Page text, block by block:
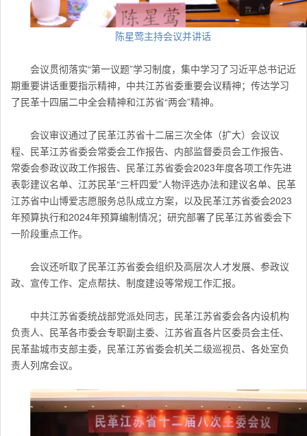
陈星莺主持会议并讲话
会议贯彻落实“第一议题”学习制度，集中学习了习近平总书记近
期重要讲话重要指示精神，中共江苏省委重要会议精神；传达学习
了民革十四届二中全会精神和江苏省“两会”精神。
会议审议通过了民革江苏省十二届三次全体（扩大）会议议
程、民革江苏省委会常委会工作报告、内部监督委员会工作报告、
常委会参政议政工作报告、民革江苏省委会2023年度各项工作先进
表彰建议名单、江苏民革“三杆四爱”人物评选办法和建议名单、民革
江苏省中山博爱志愿服务总队成立方案，以及民革江苏省委会2023
年预算执行和2024年预算编制情况；研究部署了民革江苏省委会下
一阶段重点工作。
会议还听取了民革江苏省委会组织及高层次人才发展、参政议
政、宣传工作、定点帮扶、制度建设等常规工作汇报。
中共江苏省委统战部党派处同志，民革江苏省委会各内设机构
负责人、民革各市委会专职副主委、 江苏省直各片区委员会主任、
民革盐城市支部主委，民革江苏省委会机关二级巡视员、各处室负
责人列席会议。